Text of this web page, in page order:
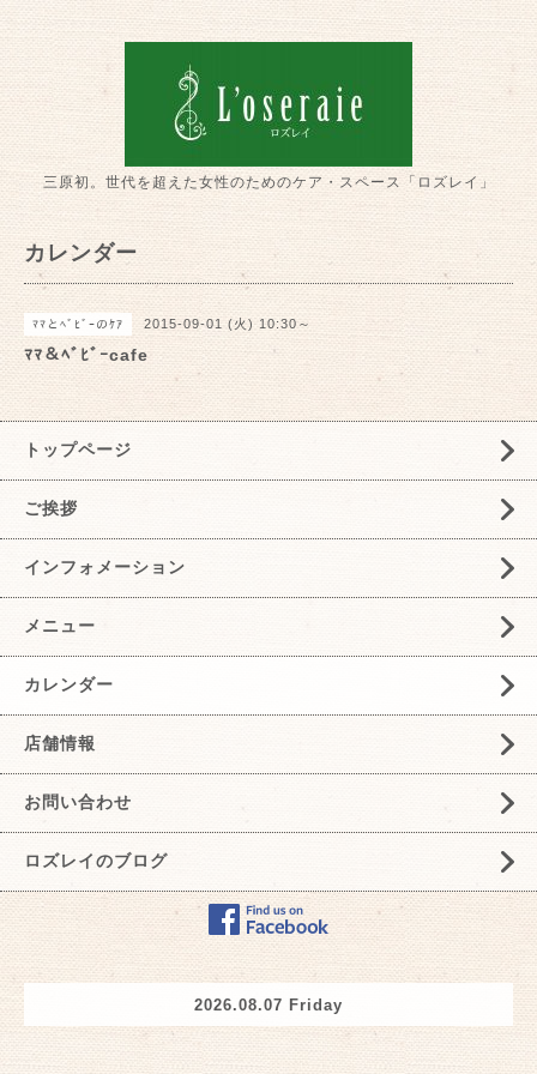
三原初。世代を超えた女性のためのケア・スペース「ロズレイ」
カレンダー
ﾏﾏとﾍﾞﾋﾞｰのｹｱ 2015-09-01 (火) 10:30～
ﾏﾏ＆ﾍﾞﾋﾞｰcafe
トップページ
ご挨拶
インフォメーション
メニュー
カレンダー
店舗情報
お問い合わせ
ロズレイのブログ
2026.08.07 Friday